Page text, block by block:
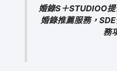
婚錄S＋STUDIOO
婚錄推薦服務，
務